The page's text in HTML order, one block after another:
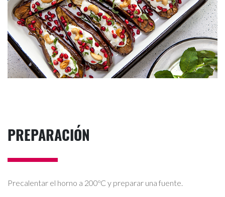
PREPARACIÓN
Precalentar el horno a 200ºC y preparar una fuente.